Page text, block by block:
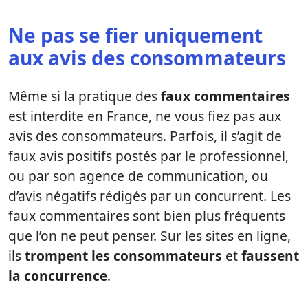
Ne pas se fier uniquement
aux avis des consommateurs
Même si la pratique desfaux commentaires
est interdite en France, ne vous fiez pas aux
avis des consommateurs. Parfois, il s’agit de
faux avis positifs postés par le professionnel,
ou par son agence de communication, ou
d’avis négatifs rédigés par un concurrent. Les
faux commentaires sont bien plus fréquents
que l’on ne peut penser. Sur les sites en ligne,
ilstrompent les consommateurs etfaussent
la concurrence.